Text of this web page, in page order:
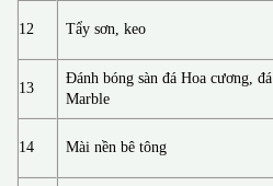
12 Tẩy sơn, keo
13
Đánh bóng sàn đá Hoa cương, đá
Marble
14 Mài nền bê tông